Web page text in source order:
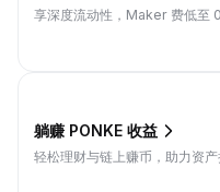
享深度流动性，Maker 费低至
躺赚 PONKE 收益
轻松理财与链上赚币，助力资产